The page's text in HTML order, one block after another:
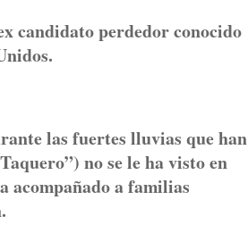
candidato perdedor conocido
las fuertes lluvias que han
no se le ha visto en
acompañado a familias